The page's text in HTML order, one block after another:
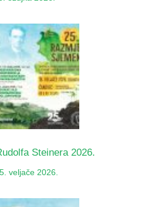
Steinera 2026.
veljače 2026.